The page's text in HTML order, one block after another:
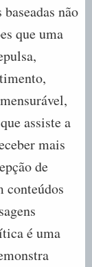
não
que uma
assiste a
mais
de
conteúdos
é uma